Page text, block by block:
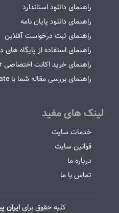
راهنمای دانلود استاندارد
راهنمای دانلود پایان نامه
راهنمای ثبت درخواست آفلاین
راهنمای استفاده از پایگاه
راهنمای خرید اکانت اختصاصی SciFinder
راهنمای بررسی مقاله شما با iThenticate و Grammerly
لینک های مفید
خدمات سایت
قوانین سایت
درباره ما
تماس با ما
کلیه حقوق برایایران